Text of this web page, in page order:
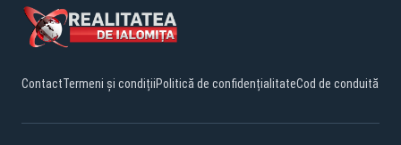
ContactTermeni și condițiiPolitică de confidențialitateCod de conduită